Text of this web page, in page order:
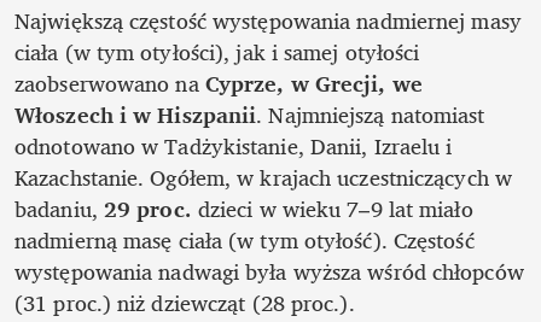
Największą częstość występowania nadmiernej masy
ciała (w tym otyłości), jak i samej otyłości
zaobserwowano na Cyprze, w Grecji, we
Włoszech i w Hiszpanii. Najmniejszą natomiast
odnotowano w Tadżykistanie, Danii, Izraelu i
Kazachstanie. Ogółem, w krajach uczestniczących w
badaniu, 29 proc. dzieci w wieku 7–9 lat miało
nadmierną masę ciała (w tym otyłość). Częstość
występowania nadwagi była wyższa wśród chłopców
(31 proc.) niż dziewcząt (28 proc.).